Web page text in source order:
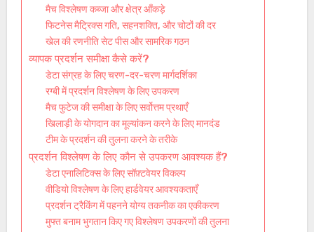
मैच विश्लेषण कब्जा और क्षेत्र आँकड़े
फिटनेस मैट्रिक्स गति, सहनशक्ति, और चोटों की दर
खेल की रणनीति सेट पीस और सामरिक गठन
व्यापक प्रदर्शन समीक्षा कैसे करें?
डेटा संग्रह के लिए चरण-दर-चरण मार्गदर्शिका
रग्बी में प्रदर्शन विश्लेषण के लिए उपकरण
मैच फुटेज की समीक्षा के लिए सर्वोत्तम प्रथाएँ
खिलाड़ी के योगदान का मूल्यांकन करने के लिए मानदंड
टीम के प्रदर्शन की तुलना करने के तरीके
प्रदर्शन विश्लेषण के लिए कौन से उपकरण आवश्यक हैं?
डेटा एनालिटिक्स के लिए सॉफ़्टवेयर विकल्प
वीडियो विश्लेषण के लिए हार्डवेयर आवश्यकताएँ
प्रदर्शन ट्रैकिंग में पहनने योग्य तकनीक का एकीकरण
मुफ्त बनाम भुगतान किए गए विश्लेषण उपकरणों की तुलना